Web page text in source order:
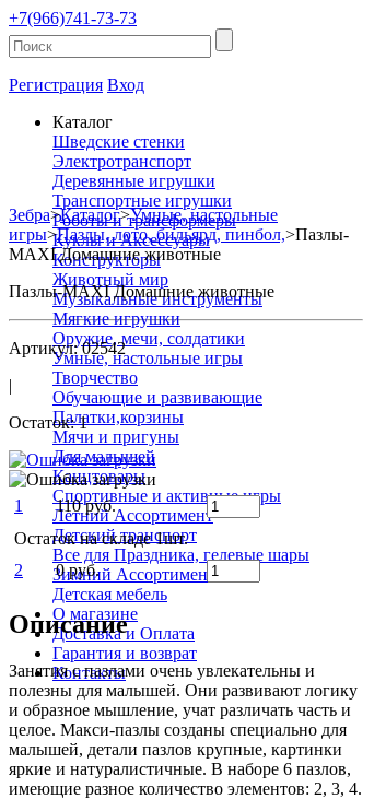
+7(966)741-73-73
Регистрация Вход
Каталог
Шведские стенки
Электротранспорт
Деревянные игрушки
Транспортные игрушки
Роботы и трансформеры
Куклы и Аксессуары
Конструкторы
Животный мир
Музыкальные инструменты
Мягкие игрушки
Оружие, мечи, солдатики
Умные, настольные игры
Творчество
Обучающие и развивающие
Палатки,корзины
Мячи и пригуны
Для малышей
Канцтовары
Спортивные и активные игры
Летний Ассортимент
Детский транспорт
Все для Праздника, гелевые шары
Зимний Ассортимент
Детская мебель
О магазине
Доставка и Оплата
Гарантия и возврат
Контакты
Зебра>Каталог>Умные, настольные
игры>Пазлы, лото, бильярд, пинбол,>Пазлы-
MAXI Домашние животные
Пазлы-MAXI Домашние животные
Артикул: 02542
|
Остаток: 1
1
110 руб.
Остаток на складе 1шт.
2
0 руб.
Описание
Занятия с пазлами очень увлекательны и
полезны для малышей. Они развивают логику
и образное мышление, учат различать часть и
целое. Макси-пазлы созданы специально для
малышей, детали пазлов крупные, картинки
яркие и натуралистичные. В наборе 6 пазлов,
имеющие разное количество элементов: 2, 3, 4.